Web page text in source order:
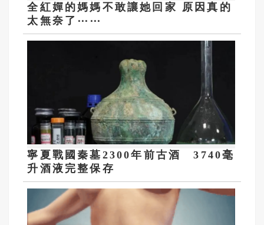
全紅嬋的媽媽不敢讓她回家 原因真的
太無奈了⋯⋯
寧夏戰國秦墓2300年前古酒 3740毫
升酒液完整保存